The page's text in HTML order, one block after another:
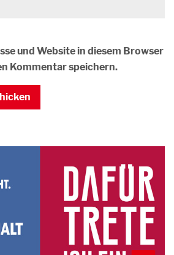
und Website in diesem Browser
Kommentar speichern.